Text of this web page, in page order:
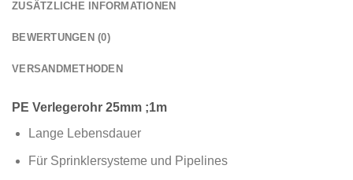
ZUSÄTZLICHE INFORMATIONEN
BEWERTUNGEN (0)
VERSANDMETHODEN
PE Verlegerohr 25mm ;1m
Lange Lebensdauer
Für Sprinklersysteme und Pipelines